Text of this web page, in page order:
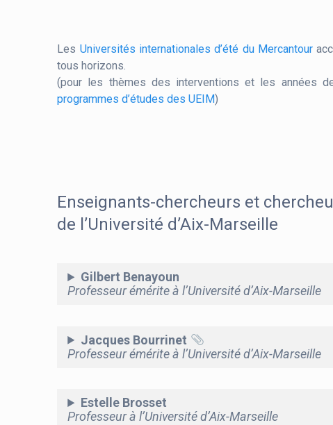
Les Universités internationales d’été du Mercantour
tous horizons.
(pour les thèmes des interventions et les années
programmes d’études des UEIM)
Enseignants-chercheurs et
de l’Université d’Aix-Marseille
Gilbert Benayoun
Professeur émérite à l’Université d’Aix-Marseille
Jacques Bourrinet
Professeur émérite à l’Université d’Aix-Marseille
Estelle Brosset
Professeur à l’Université d’Aix-Marseille